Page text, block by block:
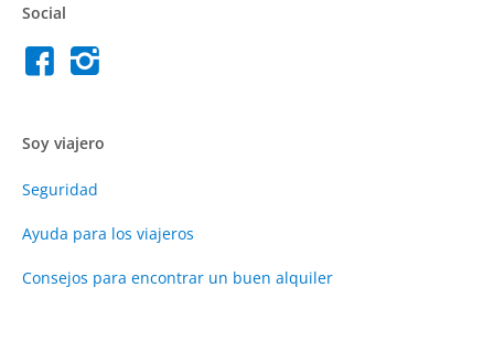
Social
Soy viajero
Seguridad
Ayuda para los viajeros
Consejos para encontrar un buen alquiler